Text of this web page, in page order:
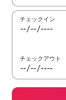
チェックイン
チェックアウト